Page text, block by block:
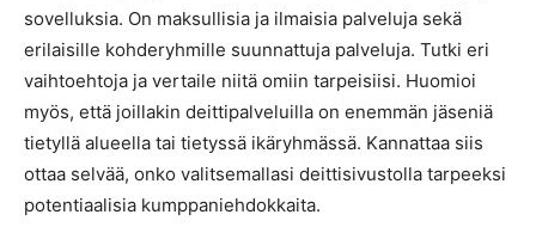
sovelluksia. On maksullisia ja ilmaisia palveluja sekä
erilaisille kohderyhmille suunnattuja palveluja. Tutki eri
vaihtoehtoja ja vertaile niitä omiin tarpeisiisi. Huomioi
myös, että joillakin deittipalveluilla on enemmän jäseniä
tietyllä alueella tai tietyssä ikäryhmässä. Kannattaa siis
ottaa selvää, onko valitsemallasi deittisivustolla tarpeeksi
potentiaalisia kumppaniehdokkaita.